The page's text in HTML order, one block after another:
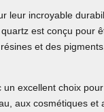
leur incroyable
est conçu pour
et des
excellent choix
aux cosmétiques et